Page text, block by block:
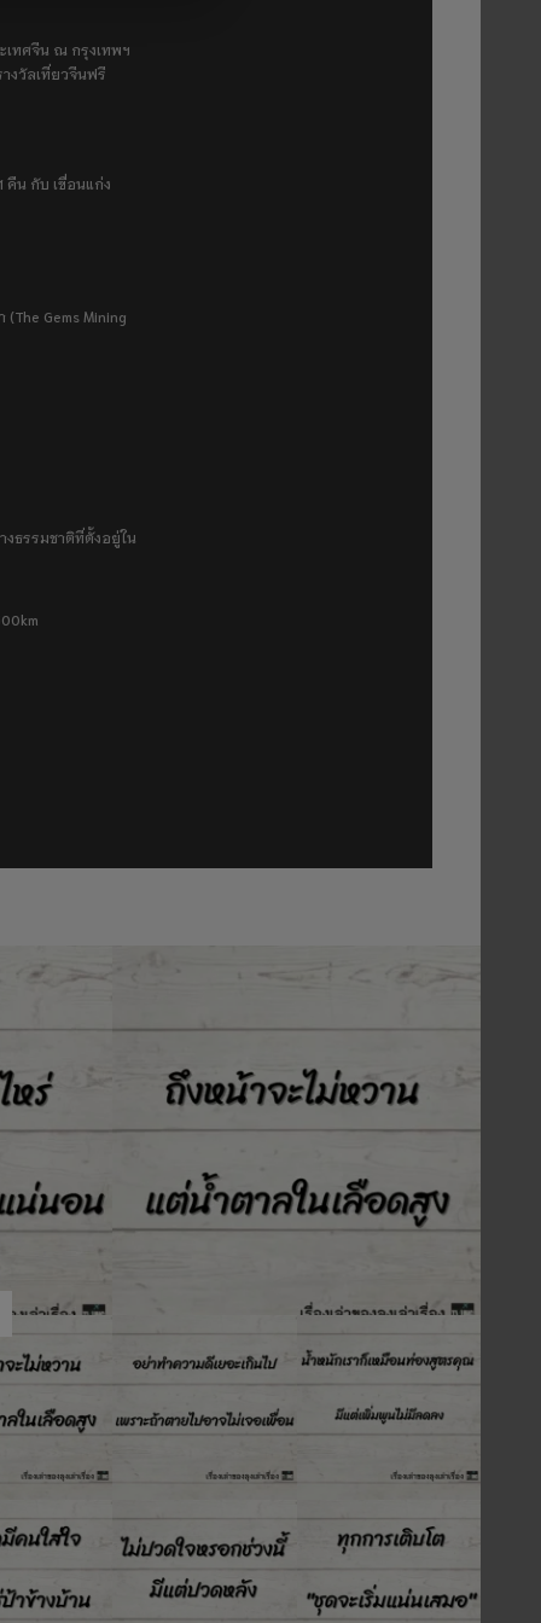
เทศจีน ณ กรุงเทพฯ
งวัลเที่ยวจีนฟรี
คืน กับ เขื่อนแก่ง
Gems Mining
งธรรมชาติที่ตั้งอยู่ใน